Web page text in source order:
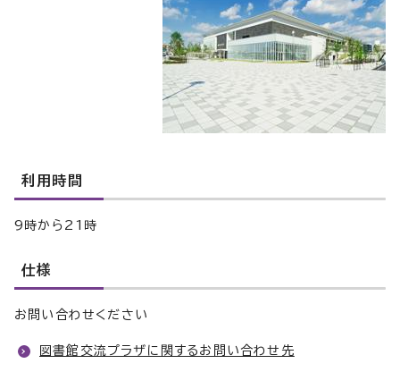
利用時間
9時から21時
仕様
お問い合わせください
図書館交流プラザに関するお問い合わせ先